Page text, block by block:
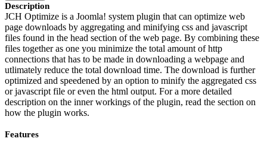
Description
JCH Optimize is a Joomla! system plugin that can optimize web
page downloads by aggregating and minifying css and javascript
files found in the head section of the web page. By combining these
files together as one you minimize the total amount of http
connections that has to be made in downloading a webpage and
utlimately reduce the total download time. The download is further
optimized and speedened by an option to minify the aggregated css
or javascript file or even the html output. For a more detailed
description on the inner workings of the plugin, read the section on
how the plugin works.
Features